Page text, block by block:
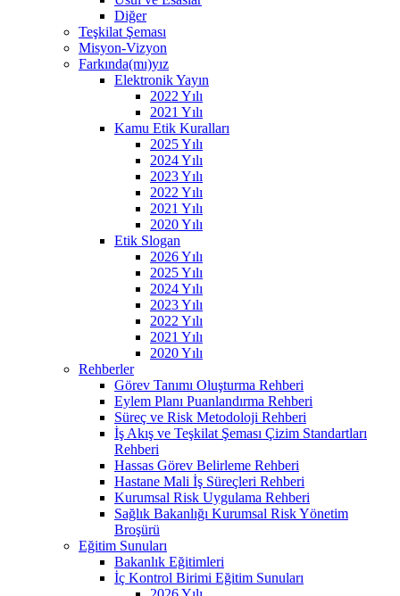
Diğer
Teşkilat Şeması
Misyon-Vizyon
Farkında(mı)yız
Elektronik Yayın
2022 Yılı
2021 Yılı
Kamu Etik Kuralları
2025 Yılı
2024 Yılı
2023 Yılı
2022 Yılı
2021 Yılı
2020 Yılı
Etik Slogan
2026 Yılı
2025 Yılı
2024 Yılı
2023 Yılı
2022 Yılı
2021 Yılı
2020 Yılı
Rehberler
Görev Tanımı Oluşturma Rehberi
Eylem Planı Puanlandırma Rehberi
Süreç ve Risk Metodoloji Rehberi
İş Akış ve Teşkilat Şeması Çizim Standartları
Rehberi
Hassas Görev Belirleme Rehberi
Hastane Mali İş Süreçleri Rehberi
Kurumsal Risk Uygulama Rehberi
Sağlık Bakanlığı Kurumsal Risk Yönetim
Broşürü
Eğitim Sunuları
Bakanlık Eğitimleri
İç Kontrol Birimi Eğitim Sunuları